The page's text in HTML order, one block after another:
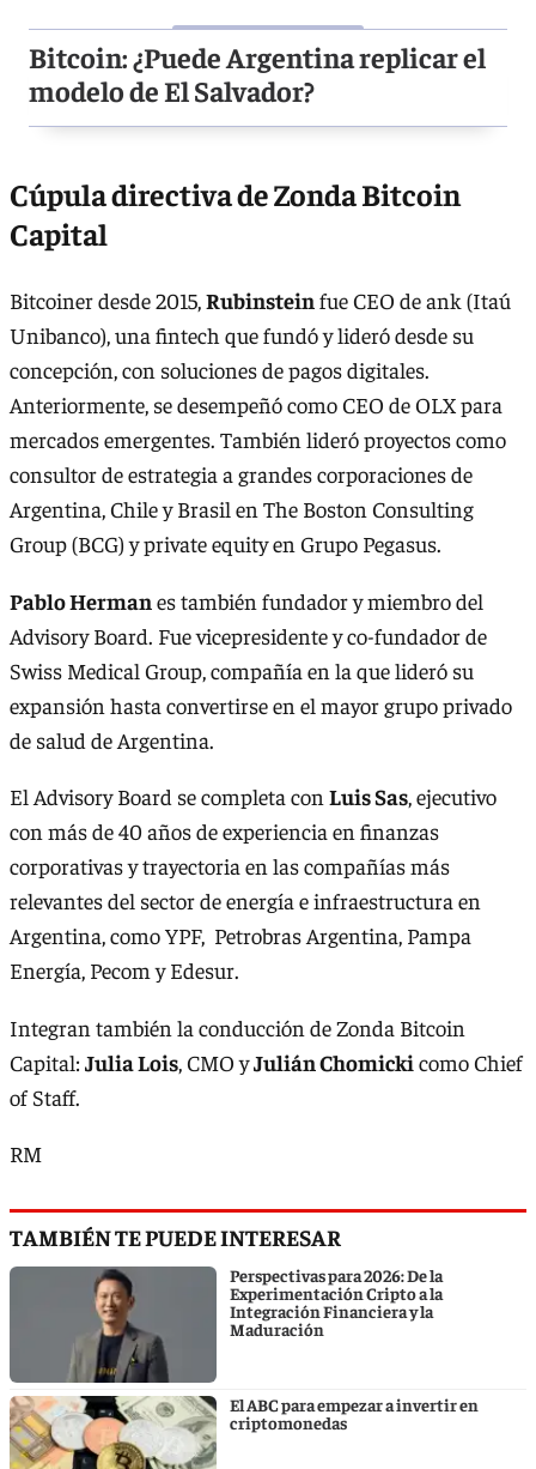
Bitcoin: ¿Puede Argentina replicar el
modelo de El Salvador?
Cúpula directiva de Zonda Bitcoin
Capital
Bitcoiner desde 2015,Rubinsteinfue CEO de ank (Itaú
Unibanco), una fintech que fundó y lideró desde su
concepción, con soluciones de pagos digitales.
Anteriormente, se desempeñó como CEO de OLX para
mercados emergentes. También lideró proyectos como
consultor de estrategia a grandes corporaciones de
Argentina, Chile y Brasil en The Boston Consulting
Group (BCG) y private equity en Grupo Pegasus.
Pablo Hermanes también fundador y miembro del
Advisory Board. Fue vicepresidente y co-fundador de
Swiss Medical Group, compañía en la que lideró su
expansión hasta convertirse en el mayor grupo privado
de salud de Argentina.
El Advisory Board se completa con Luis Sas, ejecutivo
con más de 40 años de experiencia en finanzas
corporativas y trayectoria en las compañías más
relevantes del sector de energía e infraestructura en
Argentina, como YPF, Petrobras Argentina, Pampa
Energía, Pecom y Edesur.
Integran también la conducción de Zonda Bitcoin
Capital:Julia Lois, CMO yJulián Chomicki como Chief
of Staff.
RM
TAMBIÉN TE PUEDE INTERESAR
Perspectivas para 2026: De la
Experimentación Cripto a la
Integración Financiera y la
Maduración
El ABC para empezar a invertir en
criptomonedas